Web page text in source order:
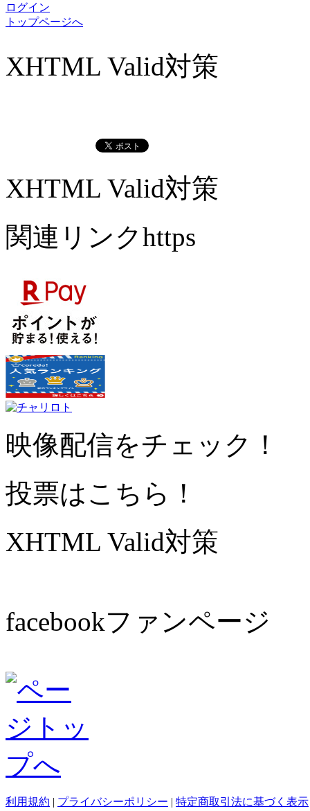
ログイン
トップページへ
XHTML Valid対策
XHTML Valid対策
関連リンクhttps
映像配信をチェック！
投票はこちら！
XHTML Valid対策
facebookファンページ
利用規約 | プライバシーポリシー | 特定商取引法に基づく表示